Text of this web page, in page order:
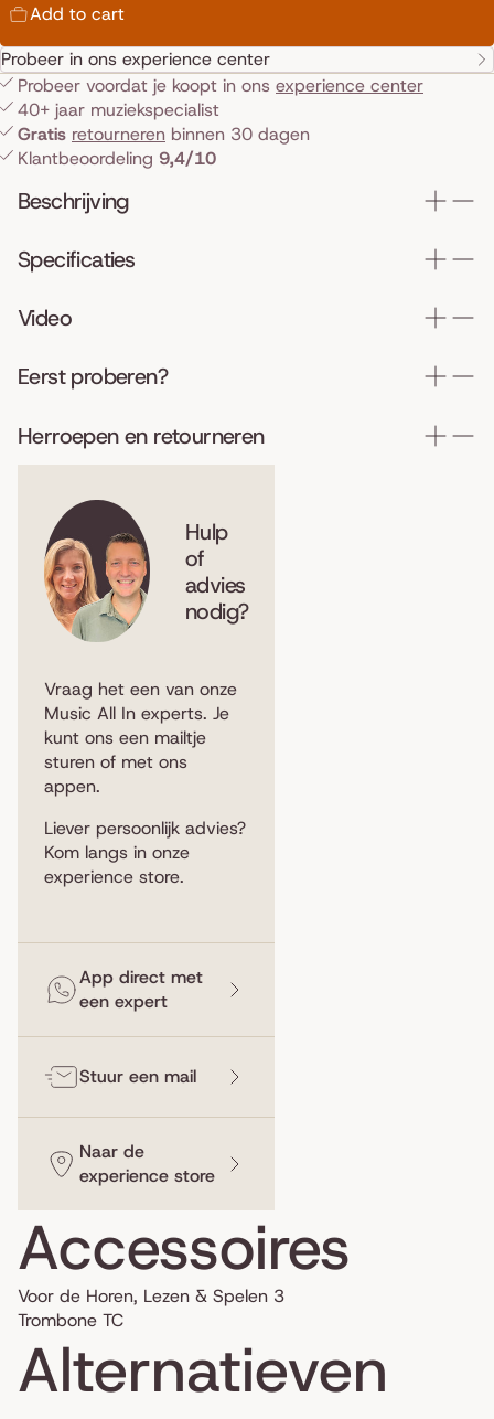
Add to cart
Probeer in ons experience center
Probeer voordat je koopt in ons experience center
40+ jaar muziekspecialist
Gratis retourneren binnen 30 dagen
Klantbeoordeling 9,4/10
Beschrijving
Specificaties
Video
Eerst proberen?
Herroepen en retourneren
Hulp
of
advies
nodig?
Vraag het een van onze
Music All In experts. Je
kunt ons een mailtje
sturen of met ons
appen.
Liever persoonlijk advies?
Kom langs in onze
experience store.
App direct met
een expert
Stuur een mail
Naar de
experience store
Accessoires
Voor de Horen, Lezen & Spelen 3
Trombone TC
Alternatieven